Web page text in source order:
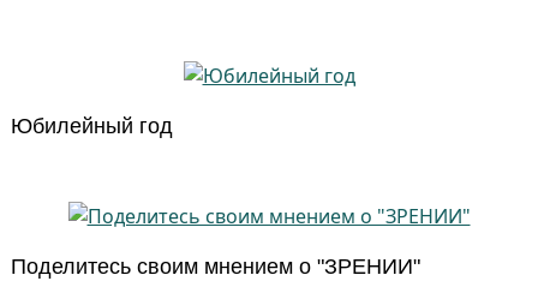
Юбилейный год
Поделитесь своим мнением о "ЗРЕНИИ"